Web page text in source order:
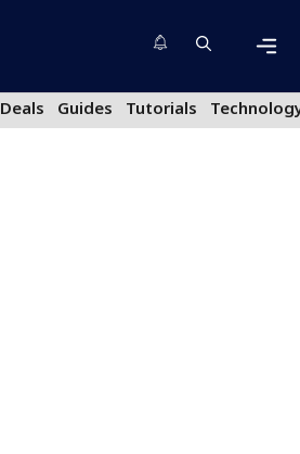
Deals Guides Tutorials